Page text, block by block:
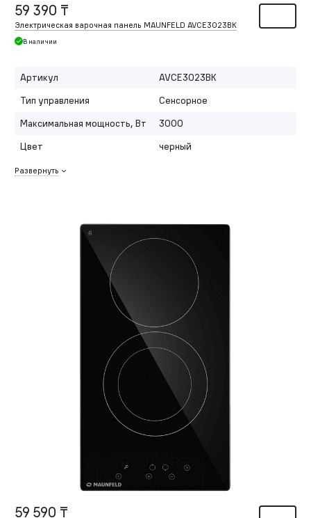
59 390 ₸
Электрическая варочная панель MAUNFELD AVCE3023BK
В наличии
Артикул
AVCE3023BK
Тип управления
Сенсорное
Максимальная мощность, Вт
3000
Цвет
черный
Развернуть
59 590 ₸